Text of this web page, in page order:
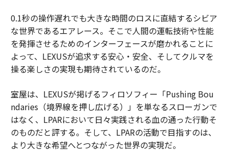
0.1秒の操作遅れでも大きな時間のロスに直結するシビア
な世界であるエアレース。そこで人間の運転技術や性能
を発揮させるためのインターフェースが磨かれることに
よって、LEXUSが追求する安心・安全、そしてクルマを
操る楽しさの実現も期待されているのだ。
室屋は、LEXUSが掲げるフィロソフィー「Pushing Bou
ndaries（境界線を押し広げる）」を単なるスローガンで
はなく、LPARにおいて日々実践される血の通った行動そ
のものだと評する。そして、LPARの活動で目指すのは、
より大きな希望へとつながった世界の実現だ。